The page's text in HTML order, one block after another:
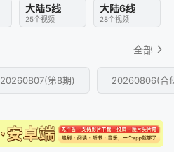
大陆5线
25个视频
大陆6线
28个视频
全部
20260807(第8期) 20260806(合